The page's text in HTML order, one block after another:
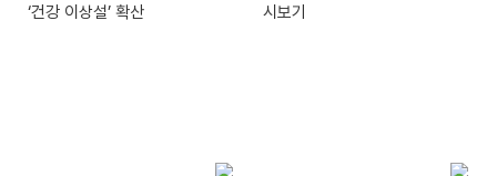
‘건강 이상설’ 확산
시보기